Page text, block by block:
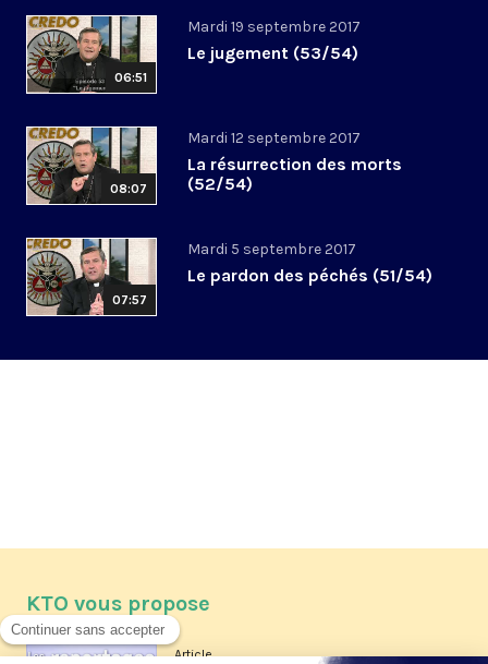
06:51
Mardi 19 septembre 2017
Le jugement (53/54)
08:07
Mardi 12 septembre 2017
La résurrection des morts
(52/54)
07:57
Mardi 5 septembre 2017
Le pardon des péchés (51/54)
KTO vous propose
Article